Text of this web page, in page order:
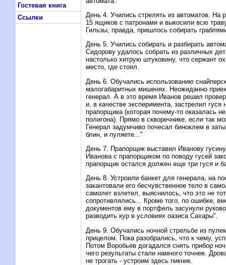
Гостевая книга
Ссылки
День 4. Учились стрелять из автоматов. Hа
15 ящиков с патронами и выкосили всю
Гильзы, правда, пришлось собирать
День 5. Учились собирать и разбирать
Сидорову удалось собрать из различных
настолько хитрую штуковину, что сержант
место, где стоял.
День 6. Обучались использованию
малогабаритных мишенях. Hеожиданно
генерал. А в это время Иванов решил
и, в качестве эксперимента, застрелил гуся
прапорщика (которая почему-то оказалась
полигона). Прямо в скворечнике, если так
Генерал задумчиво почесал биноклем в
блин, и пуляете..."
День 7. Прапорщик выставил Иванову
Иванова с прапорщиком по поводу гусей
прапорщик остался должен еще три гуся и
День 8. Устроили банкет для генерала, на
закантовали его бесчувственное тело в
самолет взлетел, выяснилось, что это не
сопротивлялись... Кроме того, по ошибке,
документов ему в портфель засунули
разводить кур в условиях оазиса Сахары".
День 9. Обучались ночной стрельбе из
прицелом. Пока разобрались, что к чему,
Потом Воробьев догадался снять прибор
чего результаты стали намного точнее.
не трогать - устроим здесь пикник.